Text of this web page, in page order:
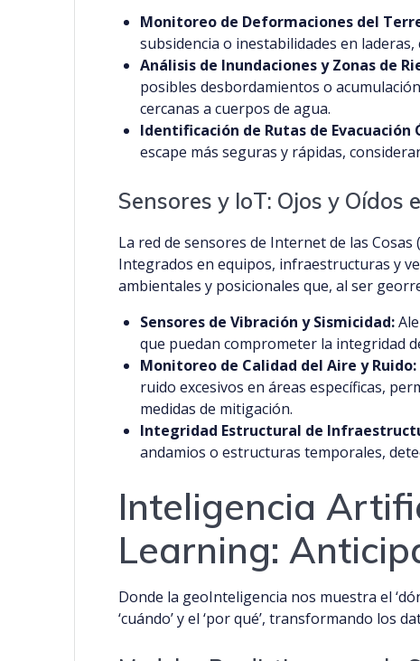
Monitoreo de Deformaciones del
subsidencia o inestabilidades en
Análisis de Inundaciones y Zonas de
posibles desbordamientos o
cercanas a cuerpos de agua.
Identificación de Rutas de Evacuación
escape más seguras y rápidas,
Sensores y IoT: Ojos y Oídos
La red de sensores de Internet de las
Integrados en equipos, infraestructuras y
ambientales y posicionales que, al ser
Sensores de Vibración y Sismicidad:
que puedan comprometer la integridad
Monitoreo de Calidad del Aire y Ruido:
ruido excesivos en áreas específicas,
medidas de mitigación.
Integridad Estructural de
andamios o estructuras temporales,
Inteligencia
Learning:
Donde la geoInteligencia nos muestra el
‘cuándo’ y el ‘por qué’, transformando los